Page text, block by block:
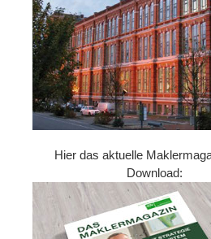
Hier das aktuelle
Download: